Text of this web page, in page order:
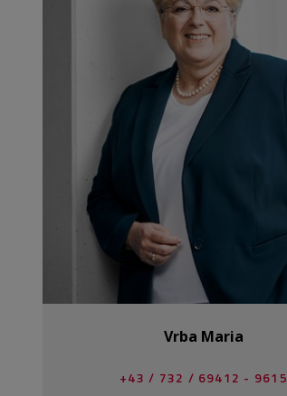
Vrba Maria
+43 / 732 / 69412 - 9615